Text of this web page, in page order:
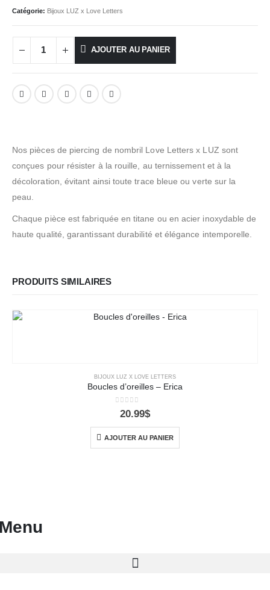
Catégorie: Bijoux LUZ x Love Letters
AJOUTER AU PANIER
Nos pièces de piercing de nombril Love Letters x LUZ sont
conçues pour résister à la rouille, au ternissement et à la
décoloration, évitant ainsi toute trace bleue ou verte sur la
peau.
Chaque pièce est fabriquée en titane ou en acier inoxydable de
haute qualité, garantissant durabilité et élégance intemporelle.
PRODUITS SIMILAIRES
BIJOUX LUZ X LOVE LETTERS
Boucles d’oreilles – Erica
out of 5
20.99$
AJOUTER AU PANIER